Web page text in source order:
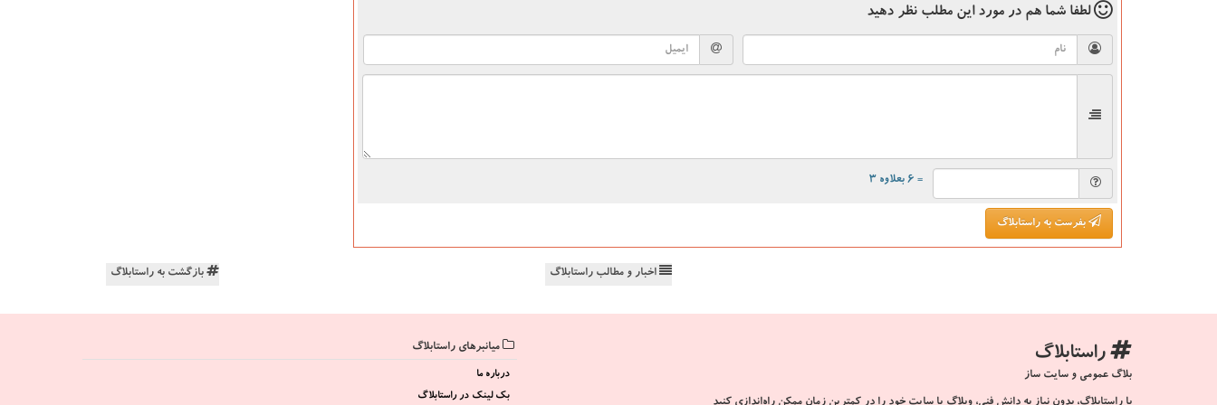
لطفا شما هم در مورد این مطلب نظر دهید
= ۶ بعلاوه ۳
بفرست به راستابلاگ
اخبار و مطالب راستابلاگ بازگشت به راستابلاگ
راستابلاگ
بلاگ عمومی و سایت ساز
با راستابلاگ، بدون نیاز به دانش فنی، وبلاگ یا سایت خود را در کمترین زمان ممکن راه‌اندازی کنید
میانبرهای راستابلاگ
درباره ما
بک لینک در راستابلاگ